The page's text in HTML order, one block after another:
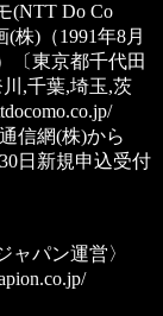
(NTT Do Co
株)（1991年8月
〔東京都千代田
,千葉,埼玉,茨
信網(株)から
日新規申込受付
ャパン運営〉